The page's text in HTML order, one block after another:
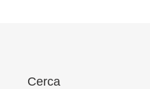
Cerca